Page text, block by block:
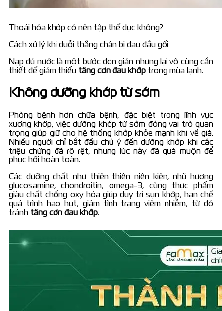
Thoái hóa khớp có nên tập thể dục không?
Cách xử lý khi duỗi thẳng chân bị đau đầu gối
Nạp đủ nước là một bước đơn giản nhưng lại vô cùng cần
thiết để giảm thiểu tăng cơn đau khớp trong mùa lạnh.
Không dưỡng khớp từ sớm
Phòng bệnh hơn chữa bệnh, đặc biệt trong lĩnh vực
xương khớp, việc dưỡng khớp từ sớm đóng vai trò quan
trọng giúp giữ cho hệ thống khớp khỏe mạnh khi về già.
Nhiều người chỉ bắt đầu chú ý đến dưỡng khớp khi các
triệu chứng đã rõ rệt, nhưng lúc này đã quá muộn để
phục hồi hoàn toàn.
Các dưỡng chất như thiên thiên niên kiện, nhũ hương
glucosamine, chondroitin, omega-3, cùng thực phẩm
giàu chất chống oxy hóa giúp duy trì sụn khớp, hạn chế
quá trình hao hụt, giảm tình trạng viêm nhiễm, từ đó
tránh tăng cơn đau khớp